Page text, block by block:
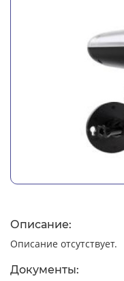
Описание:
Описание отсутствует.
Документы: